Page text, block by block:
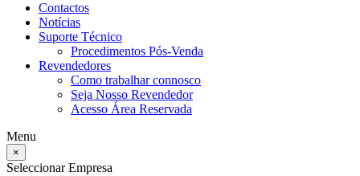
Contactos
Notícias
Suporte Técnico
Procedimentos Pós-Venda
Revendedores
Como trabalhar connosco
Seja Nosso Revendedor
Acesso Área Reservada
Menu
×
Seleccionar Empresa